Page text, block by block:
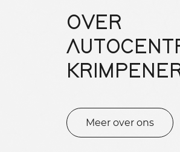
OVER
Meer over ons